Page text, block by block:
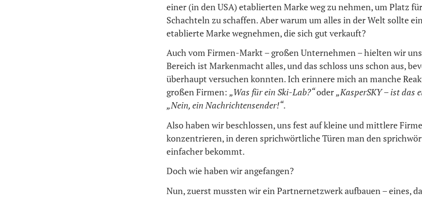
einer (in den USA) etablierten Marke weg zu nehmen, um Platz
Schachteln zu schaffen. Aber warum um alles in der Welt sollte
etablierte Marke wegnehmen, die sich gut verkauft?
Auch vom Firmen-Markt – großen Unternehmen – hielten wir
Bereich ist Markenmacht alles, und das schloss uns schon aus,
überhaupt versuchen konnten. Ich erinnere mich an manche
großen Firmen: „Was für ein Ski-Lab?“oder„KasperSKY – ist das
„Nein, ein Nachrichtensender!“.
Also haben wir beschlossen, uns fest auf kleine und mittlere
konzentrieren, in deren sprichwörtliche Türen man den
einfacher bekommt.
Doch wie haben wir angefangen?
Nun, zuerst mussten wir ein Partnernetzwerk aufbauen – eines,